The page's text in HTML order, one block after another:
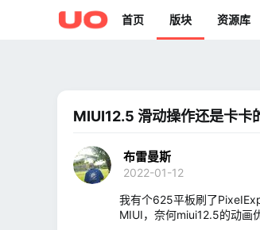
首页 版块 资源库
MIUI12.5 滑动操作还是卡卡
布雷曼斯
2022-01-12
我有个625平板刷了
MIUI，奈何miui12.5的动画